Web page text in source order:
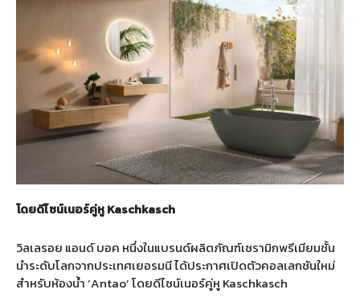
โดยดีไซน์เนอร์คู่หู Kaschkasch
วิลเลรอย แอนด์ บอค หนึ่งในแบรนด์ผลิตภัณฑ์เซรามิกพรีเมียมชั้น
นำระดับโลกจากประเทศเยอรมนี ได้ประกาศเปิดตัวคอลเลกชันใหม่
สำหรับห้องน้ำ ‘Antao’ โดยดีไซน์เนอร์คู่หู Kaschkasch